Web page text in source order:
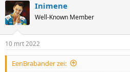
Inimene
Well-Known Member
10 mrt 2022
EenBrabander zei: